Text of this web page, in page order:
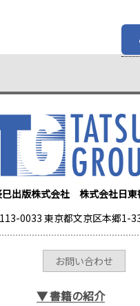
巳出版株式会社 株式会社日東
0033 東京都文京区本郷1-
お問い合わせ
▼書籍の紹介